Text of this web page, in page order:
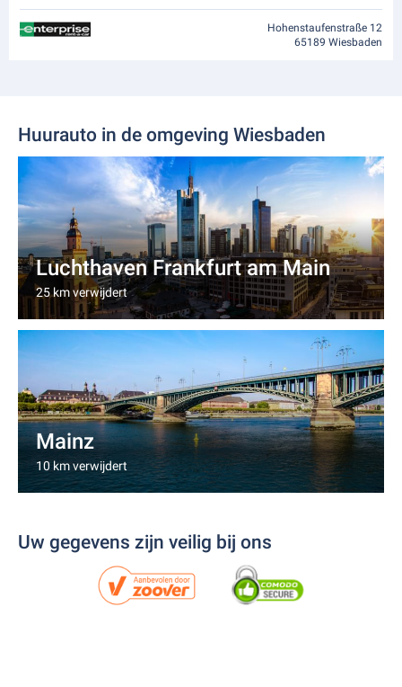
Hohenstaufenstraße 12
65189 Wiesbaden
Huurauto in de omgeving Wiesbaden
Luchthaven Frankfurt am Main
25 km verwijdert
Mainz
10 km verwijdert
Uw gegevens zijn veilig bij ons